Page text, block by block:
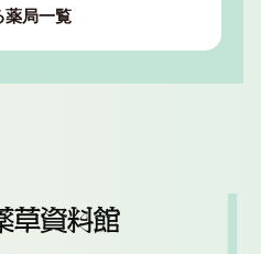
薬局一覧
草資料館